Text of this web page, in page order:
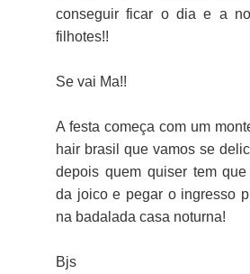
conseguir ficar o dia e a
filhotes!!
Se vai Ma!!
A festa começa com um
hair brasil que vamos se
depois quem quiser tem
da joico e pegar o ingresso
na badalada casa noturna!
Bjs